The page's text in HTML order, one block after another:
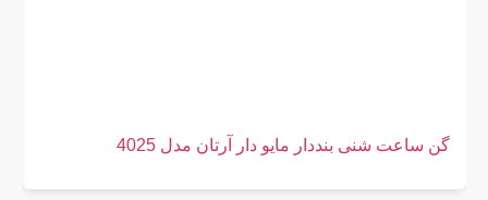
گن ساعت شنی بنددار مایو دار آرتان مدل 4025